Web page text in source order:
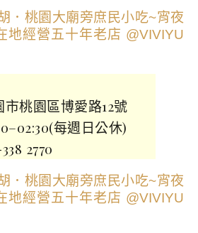
桃園區博愛路12號
每週日公休)
2770